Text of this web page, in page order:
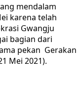
mendalam
karena telah
Gwangju
bagian dari
pekan Gerakan
Mei 2021).